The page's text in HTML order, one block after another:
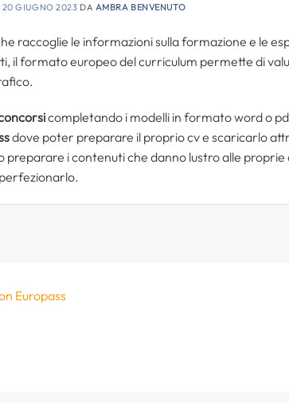
20 GIUGNO 2023 DA AMBRA BENVENUTO
raccoglie le informazioni sulla formazione e le
il formato europeo del curriculum permette di
completando i modelli in formato word o
dove poter preparare il proprio cv e scaricarlo
i contenuti che danno lustro alle
Europass